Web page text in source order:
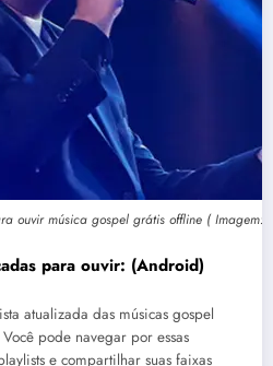
ouvir música gospel grátis offline ( Imagem:
para ouvir: (Android)
atualizada das músicas gospel
pode navegar por essas
e compartilhar suas faixas